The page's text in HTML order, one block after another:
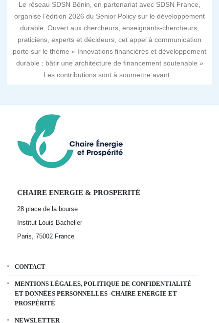
Le réseau SDSN Bénin, en partenariat avec SDSN France,
organise l’édition 2026 du Senior Policy sur le développement
durable. Ouvert aux chercheurs, enseignants-chercheurs,
praticiens, experts et décideurs, cet appel à communication
porte sur le thème « Innovations financières et développement
durable : bâtir une architecture de financement soutenable »
Les contributions sont à soumettre avant...
CHAIRE ENERGIE & PROSPERITÉ
28 place de la bourse
Institut Louis Bachelier
Paris, 75002 France
CONTACT
MENTIONS LÉGALES, POLITIQUE DE CONFIDENTIALITÉ
ET DONNÉES PERSONNELLES -CHAIRE ENERGIE ET
PROSPÉRITÉ
NEWSLETTER